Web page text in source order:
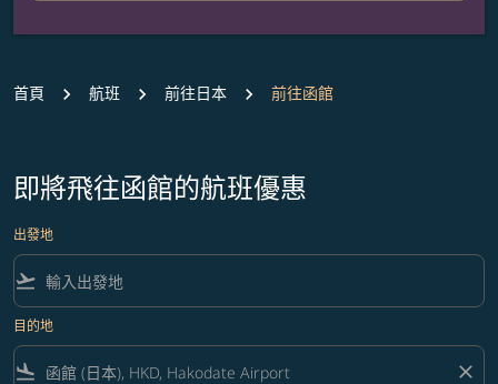
首頁 航班 前往日本 前往函館
即將飛往函館的航班優惠
出發地
flight_takeoff
目的地
flight_land close